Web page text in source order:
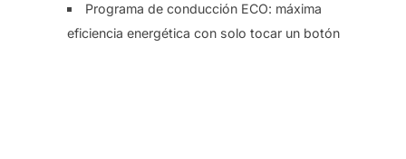
Programa de conducción ECO: máxima
eficiencia energética con solo tocar un botón